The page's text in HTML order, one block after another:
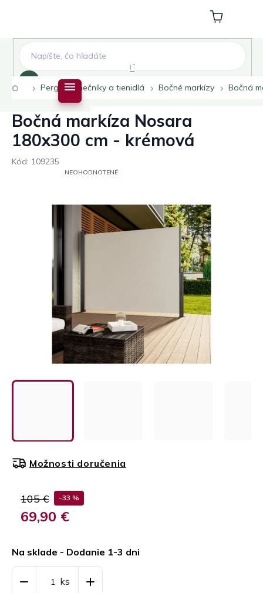
Nákupný
košík
Domov
Pergoly slnečníky a tienidlá Bočné markízy Bočná
Bočná markíza Nosara
180x300 cm - krémová
Kód: 109235
PRIEMERNÉ
HVIEZDIČIEK.
NEOHODNOTENÉ
105 € –33 %
69,90 €
cena:
Na sklade - Dodanie 1-3 dni
Možnosti doručenia